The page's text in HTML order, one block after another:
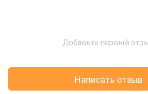
Добавьте первый
Написать отзыв